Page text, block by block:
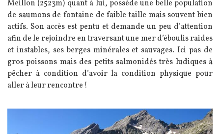
Meillon (2523m) quant à lui, possède une belle population
de saumons de fontaine de faible taille mais souvent bien
actifs. Son accès est pentu et demande un peu d’attention
afin de le rejoindre en traversant une mer d’éboulis raides
et instables, ses berges minérales et sauvages. Ici pas de
gros poissons mais des petits salmonidés très ludiques à
pêcher à condition d’avoir la condition physique pour
aller à leur rencontre !